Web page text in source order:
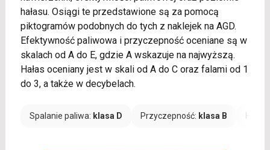
hałasu. Osiągi te przedstawione są za pomocą
piktogramów podobnych do tych z naklejek na AGD.
Efektywność paliwowa i przyczepność oceniane są w
skalach od A do E, gdzie A wskazuje na najwyższą.
Hałas oceniany jest w skali od A do C oraz falami od 1
do 3, a także w decybelach.
Spalanie paliwa: klasa D Przyczepność: klasa B